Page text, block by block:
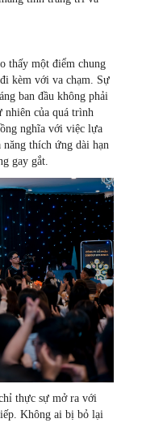
thấy một điểm chung
kèm với va chạm. Sự
ban đầu không phải
nhiên của quá trình
nghĩa với việc lựa
năng thích ứng dài hạn
gay gắt.
thực sự mở ra với
Không ai bị bỏ lại